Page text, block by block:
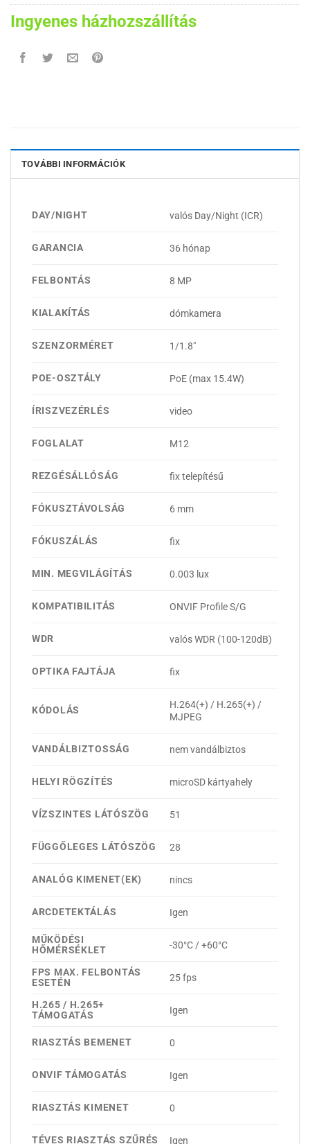
Ingyenes házhozszállítás
TOVÁBBI INFORMÁCIÓK
DAY/NIGHT valós Day/Night (ICR)
GARANCIA 36 hónap
FELBONTÁS 8 MP
KIALAKÍTÁS dómkamera
SZENZORMÉRET 1/1.8"
POE-OSZTÁLY PoE (max 15.4W)
ÍRISZVEZÉRLÉS video
FOGLALAT M12
REZGÉSÁLLÓSÁG fix telepítésű
FÓKUSZTÁVOLSÁG 6 mm
FÓKUSZÁLÁS fix
MIN. MEGVILÁGÍTÁS 0.003 lux
KOMPATIBILITÁS ONVIF Profile S/G
WDR valós WDR (100-120dB)
OPTIKA FAJTÁJA fix
KÓDOLÁS
H.264(+) / H.265(+) /
MJPEG
VANDÁLBIZTOSSÁG nem vandálbiztos
HELYI RÖGZÍTÉS microSD kártyahely
VÍZSZINTES LÁTÓSZÖG 51
FÜGGŐLEGES LÁTÓSZÖG 28
ANALÓG KIMENET(EK) nincs
ARCDETEKTÁLÁS Igen
MŰKÖDÉSI
HŐMÉRSÉKLET
-30°C / +60°C
FPS MAX. FELBONTÁS
ESETÉN
25 fps
H.265 / H.265+
TÁMOGATÁS
Igen
RIASZTÁS BEMENET 0
ONVIF TÁMOGATÁS Igen
RIASZTÁS KIMENET 0
TÉVES RIASZTÁS SZŰRÉS Igen